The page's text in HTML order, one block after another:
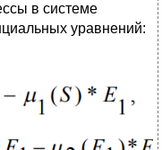
в системе
уравнений: